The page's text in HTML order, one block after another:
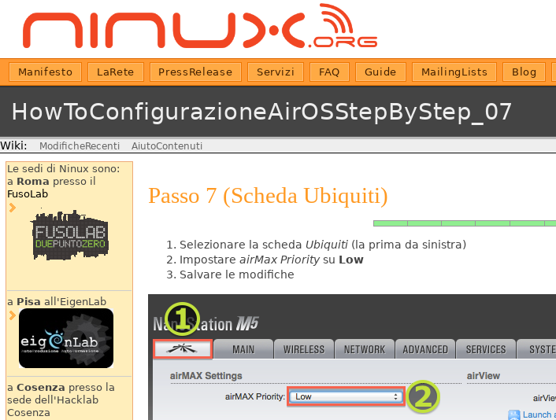
Manifesto LaRete PressRelease Servizi FAQ Guide MailingLists Blog
HowToConfigurazioneAirOSStepByStep_07
Wiki: ModificheRecenti AiutoContenuti
Le sedi di Ninux sono:
a Roma presso il
FusoLab
a Pisa all'EigenLab
a Cosenza presso la
sede dell'Hacklab
Cosenza
Passo 7 (Scheda Ubiquiti)
Selezionare la scheda Ubiquiti(la prima da sinistra)
Impostare airMax Prioritysu Low
Salvare le modifiche